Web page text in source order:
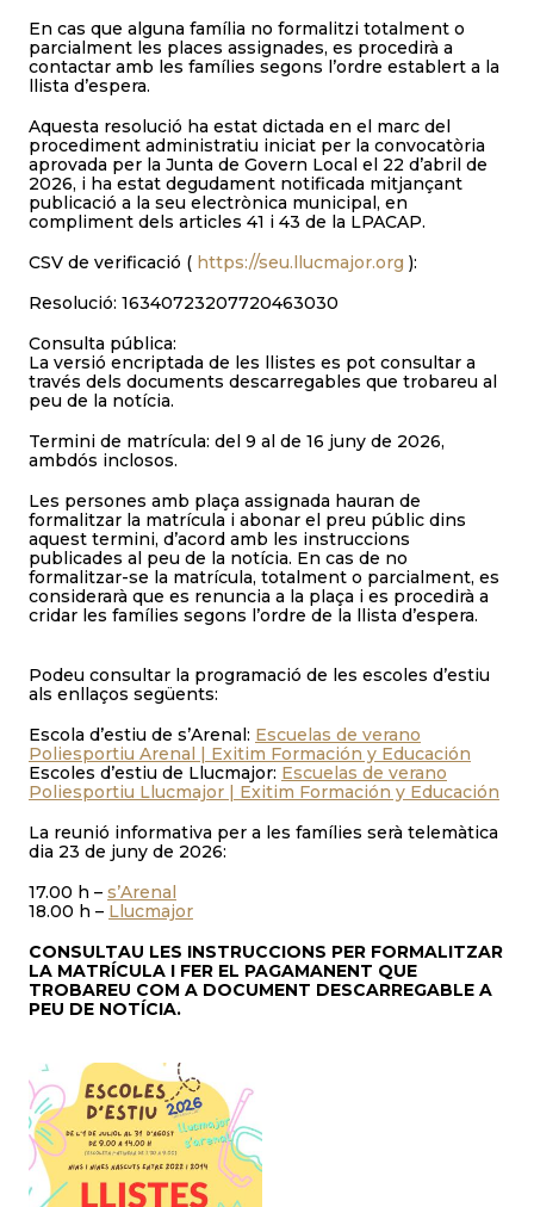
En cas que alguna família no formalitzi totalment o
parcialment les places assignades, es procedirà a
contactar amb les famílies segons l’ordre establert a la
llista d’espera.
Aquesta resolució ha estat dictada en el marc del
procediment administratiu iniciat per la convocatòria
aprovada per la Junta de Govern Local el 22 d’abril de
2026, i ha estat degudament notificada mitjançant
publicació a la seu electrònica municipal, en
compliment dels articles 41 i 43 de la LPACAP.
CSV de verificació ( https://seu.llucmajor.org ):
Resolució: 16340723207720463030
Consulta pública:
La versió encriptada de les llistes es pot consultar a
través dels documents descarregables que trobareu al
peu de la notícia.
Termini de matrícula: del 9 al de 16 juny de 2026,
ambdós inclosos.
Les persones amb plaça assignada hauran de
formalitzar la matrícula i abonar el preu públic dins
aquest termini, d’acord amb les instruccions
publicades al peu de la notícia. En cas de no
formalitzar-se la matrícula, totalment o parcialment, es
considerarà que es renuncia a la plaça i es procedirà a
cridar les famílies segons l’ordre de la llista d’espera.
Podeu consultar la programació de les escoles d’estiu
als enllaços següents:
Escola d’estiu de s’Arenal: Escuelas de verano
Poliesportiu Arenal | Exitim Formación y Educación
Escoles d’estiu de Llucmajor: Escuelas de verano
Poliesportiu Llucmajor | Exitim Formación y Educación
La reunió informativa per a les famílies serà telemàtica
dia 23 de juny de 2026:
17.00 h – s’Arenal
18.00 h – Llucmajor
CONSULTAU LES INSTRUCCIONS PER FORMALITZAR
LA MATRÍCULA I FER EL PAGAMANENT QUE
TROBAREU COM A DOCUMENT DESCARREGABLE A
PEU DE NOTÍCIA.